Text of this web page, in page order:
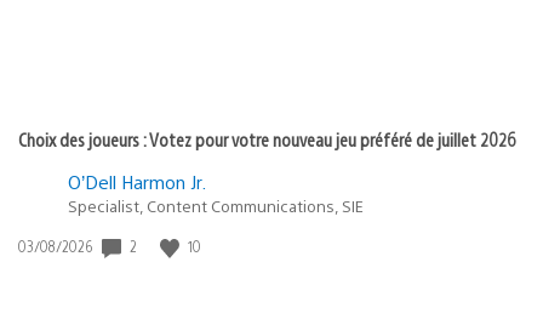
Choix des joueurs : Votez pour votre nouveau jeu préféré de juillet 2026
O’Dell Harmon Jr.
Specialist, Content Communications, SIE
Date
03/08/2026 2 10